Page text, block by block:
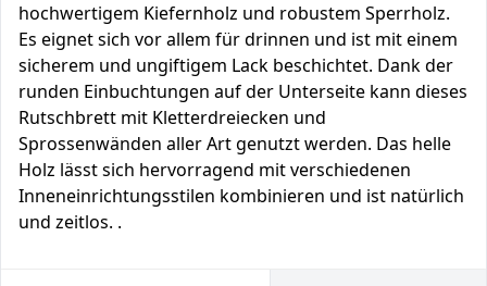
hochwertigem Kiefernholz und robustem Sperrholz.
Es eignet sich vor allem für drinnen und ist mit einem
sicherem und ungiftigem Lack beschichtet. Dank der
runden Einbuchtungen auf der Unterseite kann dieses
Rutschbrett mit Kletterdreiecken und
Sprossenwänden aller Art genutzt werden. Das helle
Holz lässt sich hervorragend mit verschiedenen
Inneneinrichtungsstilen kombinieren und ist natürlich
und zeitlos. .